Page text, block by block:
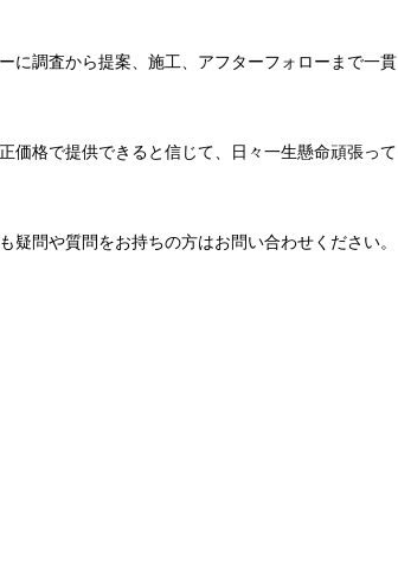
に調査から提案、施工、アフターフォローまで一貫
価格で提供できると信じて、日々一生懸命頑張って
問や質問をお持ちの方はお問い合わせください。